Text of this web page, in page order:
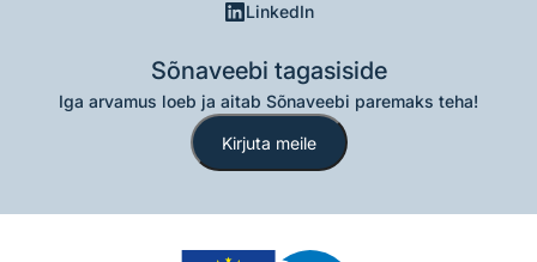
LinkedIn
Sõnaveebi tagasiside
Iga arvamus loeb ja aitab Sõnaveebi paremaks teha!
Kirjuta meile